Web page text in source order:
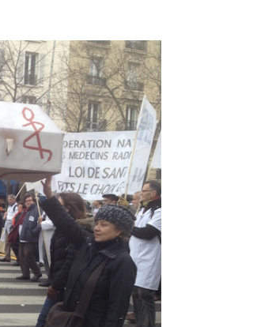
t-elle
t-
?
Fortes chaleurs :
pourquoi le risque de
noyade grimpe-t-il ?
Le Viagra pourrait-il
freiner la propagation du
cancer ?
Pourquoi manger moins
de protéines pourrait
finalement être bénéfique